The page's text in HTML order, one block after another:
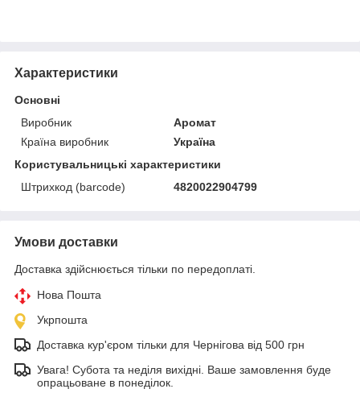
Характеристики
Основні
Виробник
Аромат
Країна виробник
Україна
Користувальницькі характеристики
Штрихкод (barcode)
4820022904799
Умови доставки
Доставка здійснюється тільки по передоплаті.
Нова Пошта
Укрпошта
Доставка кур'єром тільки для Чернігова від 500 грн
Увага! Субота та неділя вихідні. Ваше замовлення буде
опрацьоване в понеділок.